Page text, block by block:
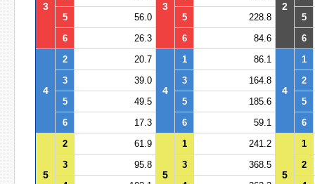
3 3 2
5
56.0 5 228.8
5
6
26.3 6 84.6 6
4
2 20.7
4
1 86.1
4
1
3
39.0 3 164.8
2
5
49.5 5 185.6
5
6
17.3 6 59.1 6
5
2 61.9
5
1 241.2
5
1
3
95.8 3 368.5
2